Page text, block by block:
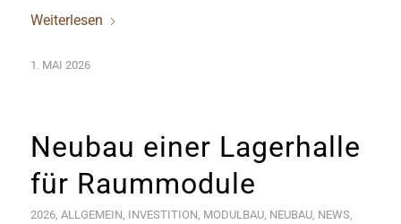
Weiterlesen
1. MAI 2026
Neubau einer Lagerhalle
für Raummodule
2026, ALLGEMEIN, INVESTITION, MODULBAU, NEUBAU, NEWS,